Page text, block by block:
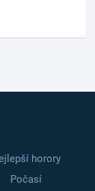
horory
Počasí